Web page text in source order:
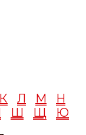
К Л М
Н
Ш Щ
Ю